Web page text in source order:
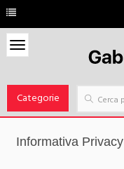
Categorie
Informativa Privacy